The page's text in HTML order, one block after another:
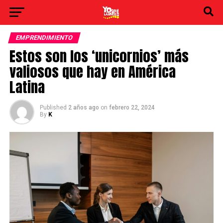
EMPRENDIMIENTO
Estos son los ‘unicornios’ más
valiosos que hay en América
Latina
Published 2 años ago on febrero 22, 2024
By K